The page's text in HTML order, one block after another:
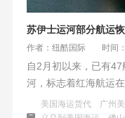
苏伊士运河部分航运
作者：纽酷国际 时间
自2月初以来，已有
河，标志着红海航运
伊士运河管理局表示
美国海运货代 广州